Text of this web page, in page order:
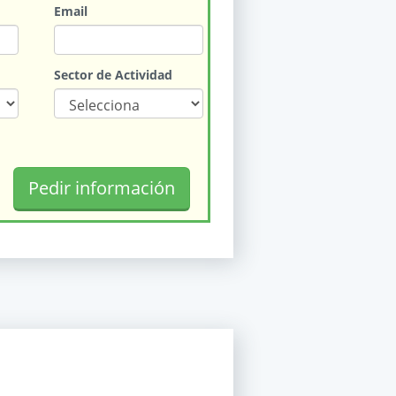
Email
Sector de Actividad